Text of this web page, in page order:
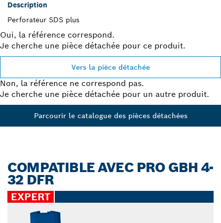
Description
Perforateur SDS plus
Oui, la référence correspond.
Je cherche une pièce détachée pour ce produit.
Vers la pièce détachée
Non, la référence ne correspond pas.
Je cherche une pièce détachée pour un autre produit.
Parcourir le catalogue des pièces détachées
COMPATIBLE AVEC PRO GBH 4-
32 DFR
EXPERT